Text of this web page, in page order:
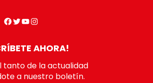
AHORA!
tanto de la actualidad
a nuestro boletín.